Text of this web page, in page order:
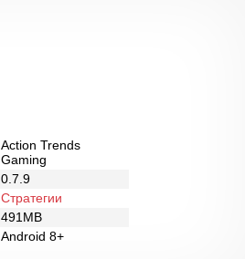
Action Trends
Gaming
0.7.9
Стратегии
491MB
Android 8+